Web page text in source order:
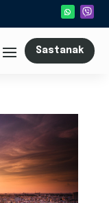
Sastanak